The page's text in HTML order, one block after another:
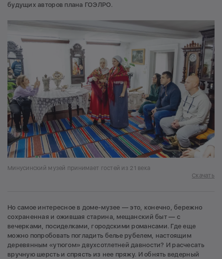
будущих авторов плана ГОЭЛРО.
Минусинский музей принимает гостей из 21 века
Скачать
Но самое интересное в доме-музее — это, конечно, бережно
сохраненная и ожившая старина, мещанский быт — с
вечерками, посиделками, городскими романсами. Где еще
можно попробовать погладить белье рубелем, настоящим
деревянным «утюгом» двухсотлетней давности? И расчесать
вручную шерсть и спрясть из нее пряжу. И обнять ведерный